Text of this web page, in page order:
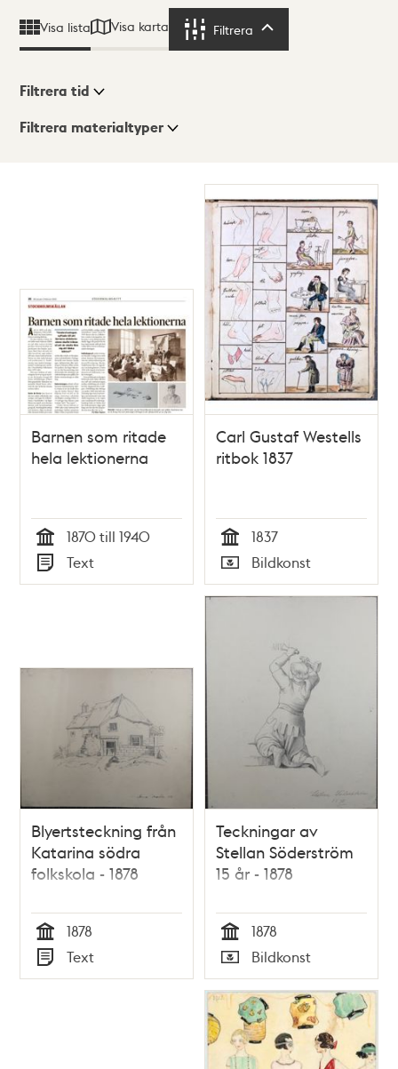
Visa lista Visa karta Filtrera
Visningsläge
Filtrera tid
Filtrera materialtyper
Barnen som ritade
hela lektionerna
Tid
1870 till 1940
Typ
Text
Carl Gustaf Westells
ritbok 1837
Tid
1837
Typ
Bildkonst
Blyertsteckning från
Katarina södra
folkskola - 1878
Tid
1878
Typ
Text
Teckningar av
Stellan Söderström
15 år - 1878
Tid
1878
Typ
Bildkonst